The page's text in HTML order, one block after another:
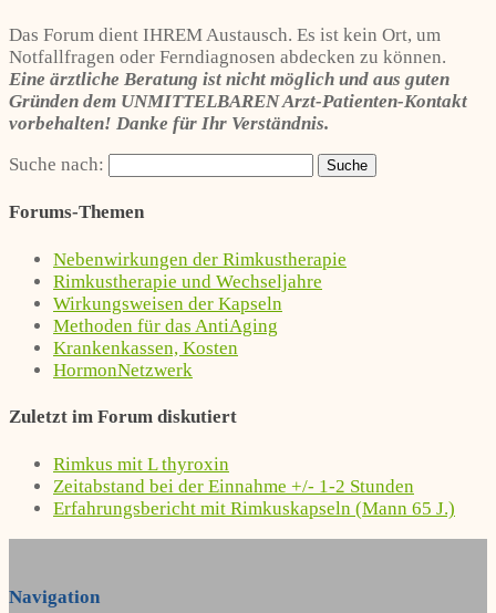
Das Forum dient IHREM Austausch. Es ist kein Ort, um
Notfallfragen oder Ferndiagnosen abdecken zu können.
Eine ärztliche Beratung ist nicht möglich und aus guten
Gründen dem UNMITTELBAREN Arzt-Patienten-Kontakt
vorbehalten! Danke für Ihr Verständnis.
Suche nach:
Forums-Themen
Nebenwirkungen der Rimkustherapie
Rimkustherapie und Wechseljahre
Wirkungsweisen der Kapseln
Methoden für das AntiAging
Krankenkassen, Kosten
HormonNetzwerk
Zuletzt im Forum diskutiert
Rimkus mit L thyroxin
Zeitabstand bei der Einnahme +/- 1-2 Stunden
Erfahrungsbericht mit Rimkuskapseln (Mann 65 J.)
Navigation